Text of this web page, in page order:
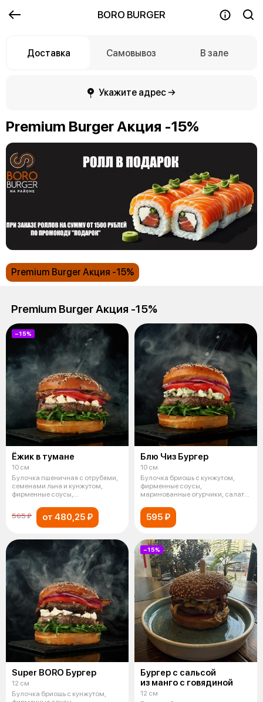
BORO BURGER
Доставка Самовывоз В зале
Укажите адрес →
Premium Burger Акция -15%
Premium Burger Акция -15%
Premium Burger Акция -15%
−15%
Ёжик в тумане
10 см
Булочка пшеничная с отрубями,
семенами льна и кунжутом,
фирменные соусы,
565 ₽
от 480,25 ₽
Блю Чиз Бургер
10 см
Булочка бриошь с кунжутом,
фирменные соусы,
маринованные огурчики, салат
595 ₽
Super BORO Бургер
12 см
Булочка бриошь с кунжутом,
−15%
Бургер с сальсой
из манго с говядиной
12 см